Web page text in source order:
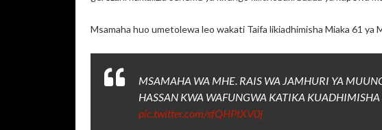
Msamaha huo umetolewa leo wakati Taifa likiadhimisha Miaka 61 ya
MSAMAHA WA MHE. RAIS WA JAMHURI YA
HASSAN KWA WAFUNGWA KATIKA
pic.twitter.com/sfQHPtXV0j